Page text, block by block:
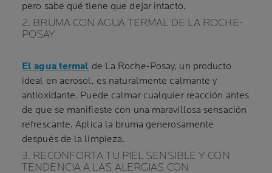
pero sabe qué tiene que dejar intacto.
2. BRUMA CON AGUA TERMAL DE LA ROCHE-
POSAY
El agua termal de La Roche-Posay, un producto
ideal en aerosol, es naturalmente calmante y
antioxidante. Puede calmar cualquier reacción antes
de que se manifieste con una maravillosa sensación
refrescante. Aplica la bruma generosamente
después de la limpieza.
3. RECONFORTA TU PIEL SENSIBLE Y CON
TENDENCIA A LAS ALERGIAS CON